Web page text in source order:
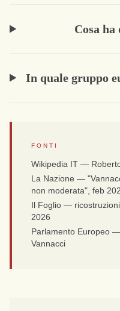
Cosa
In quale gruppo
FONTI
Wikipedia IT —
La Nazione —
non moderata", feb
Il Foglio —
2026
Parlamento Europeo
Vannacci